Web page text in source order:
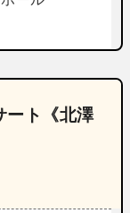
ート《北澤